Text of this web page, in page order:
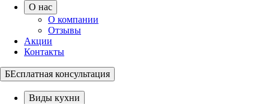
О нас
О компании
Отзывы
Акции
Контакты
БЕсплатная консультация
Виды кухни